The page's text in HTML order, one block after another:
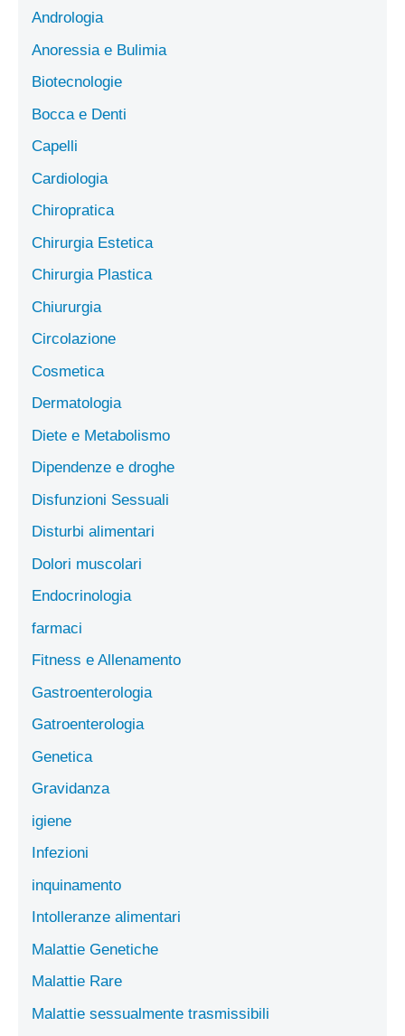
Andrologia
Anoressia e Bulimia
Biotecnologie
Bocca e Denti
Capelli
Cardiologia
Chiropratica
Chirurgia Estetica
Chirurgia Plastica
Chiururgia
Circolazione
Cosmetica
Dermatologia
Diete e Metabolismo
Dipendenze e droghe
Disfunzioni Sessuali
Disturbi alimentari
Dolori muscolari
Endocrinologia
farmaci
Fitness e Allenamento
Gastroenterologia
Gatroenterologia
Genetica
Gravidanza
igiene
Infezioni
inquinamento
Intolleranze alimentari
Malattie Genetiche
Malattie Rare
Malattie sessualmente trasmissibili